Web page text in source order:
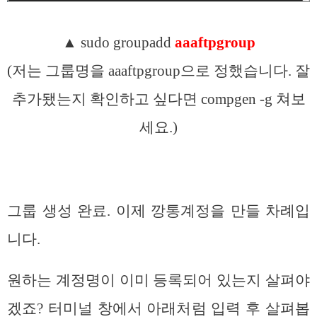
▲ sudo groupadd aaaftpgroup
(저는 그룹명을 aaaftpgroup으로 정했습니다. 잘
추가됐는지 확인하고 싶다면 compgen -g 쳐보
세요.)
그룹 생성 완료. 이제 깡통계정을 만들 차례입
니다.
원하는 계정명이 이미 등록되어 있는지 살펴야
겠죠? 터미널 창에서 아래처럼 입력 후 살펴봅